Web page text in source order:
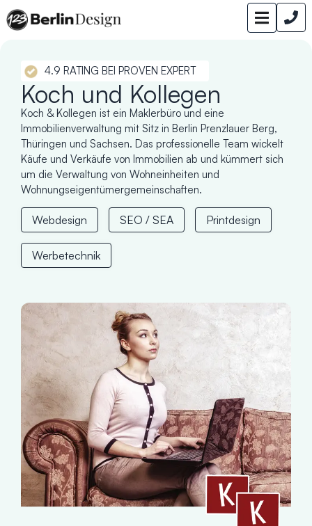
4.9 RATING BEI PROVEN EXPERT
Koch und Kollegen
Koch & Kollegen ist ein Maklerbüro und eine
Immobilienverwaltung mit Sitz in Berlin Prenzlauer Berg,
Thüringen und Sachsen. Das professionelle Team wickelt
Käufe und Verkäufe von Immobilien ab und kümmert sich
um die Verwaltung von Wohneinheiten und
Wohnungseigentümergemeinschaften.
Webdesign SEO / SEA Printdesign
Werbetechnik